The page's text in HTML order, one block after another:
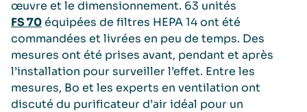
œuvre et le dimensionnement. 63 unités
FS 70équipées de filtres HEPA 14 ont été
commandées et livrées en peu de temps. Des
mesures ont été prises avant, pendant et après
l’installation pour surveiller l’effet. Entre les
mesures, Bo et les experts en ventilation ont
discuté du purificateur d’air idéal pour un